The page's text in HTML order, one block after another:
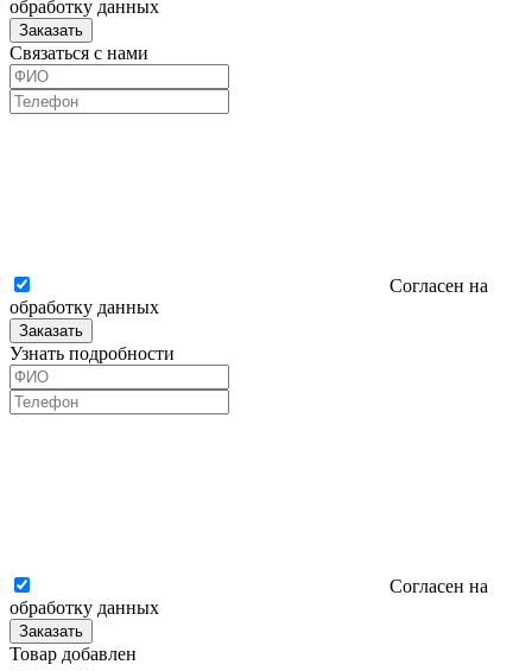
обработку данных
Заказать
Связаться с нами
Согласен на
обработку данных
Заказать
Узнать подробности
Согласен на
обработку данных
Заказать
Товар добавлен